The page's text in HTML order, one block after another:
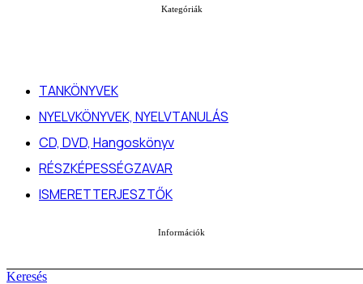
Keresés
Kategóriák
TANKÖNYVEK
NYELVKÖNYVEK, NYELVTANULÁS
CD, DVD, Hangoskönyv
RÉSZKÉPESSÉGZAVAR
ISMERETTERJESZTŐK
Információk